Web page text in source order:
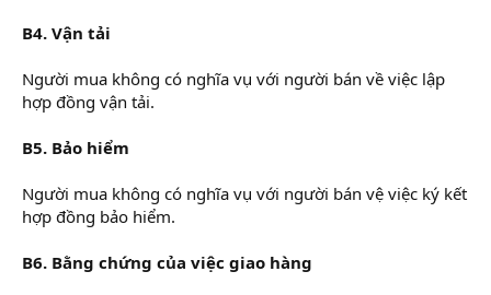
B4. Vận tải
Người mua không có nghĩa vụ với người bán về việc lập
hợp đồng vận tải.
B5. Bảo hiểm
Người mua không có nghĩa vụ với người bán vệ việc ký kết
hợp đồng bảo hiểm.
B6. Bằng chứng của việc giao hàng